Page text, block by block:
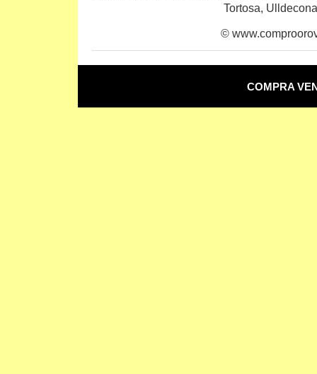
Tortosa,
©
COMPRA